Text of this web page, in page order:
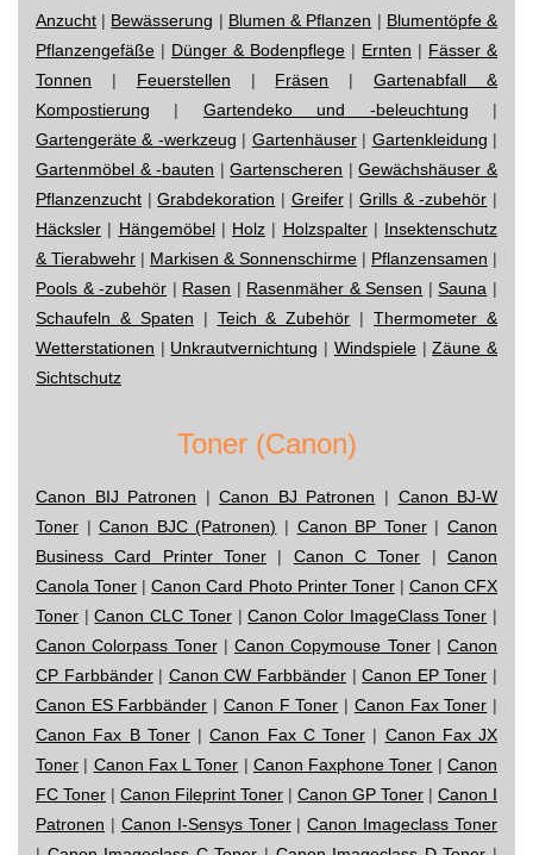
Anzucht | Bewässerung | Blumen & Pflanzen | Blumentöpfe &
Pflanzengefäße | Dünger & Bodenpflege | Ernten | Fässer &
Tonnen | Feuerstellen | Fräsen |Gartenabfall &
Kompostierung | Gartendeko und -beleuchtung |
Gartengeräte & -werkzeug | Gartenhäuser| Gartenkleidung |
Gartenmöbel & -bauten |Gartenscheren |Gewächshäuser &
Pflanzenzucht |Grabdekoration | Greifer|Grills & -zubehör |
Häcksler | Hängemöbel| Holz | Holzspalter| Insektenschutz
& Tierabwehr | Markisen & Sonnenschirme | Pflanzensamen |
Pools & -zubehör | Rasen | Rasenmäher & Sensen |Sauna |
Schaufeln & Spaten | Teich & Zubehör |Thermometer &
Wetterstationen | Unkrautvernichtung | Windspiele|Zäune &
Sichtschutz
Toner (Canon)
Canon BIJ Patronen |Canon BJ Patronen | Canon BJ-W
Toner |Canon BJC (Patronen) | Canon BP Toner|Canon
Business Card Printer Toner | Canon C Toner |Canon
Canola Toner |Canon Card Photo Printer Toner| Canon CFX
Toner |Canon CLC Toner|Canon Color ImageClass Toner |
Canon Colorpass Toner| Canon Copymouse Toner| Canon
CP Farbbänder| Canon CW Farbbänder |Canon EP Toner |
Canon ES Farbbänder | Canon F Toner | Canon Fax Toner |
Canon Fax B Toner|Canon Fax C Toner | Canon Fax JX
Toner | Canon Fax L Toner | Canon Faxphone Toner |Canon
FC Toner | Canon Fileprint Toner | Canon GP Toner | Canon I
Patronen | Canon I-Sensys Toner|Canon Imageclass Toner